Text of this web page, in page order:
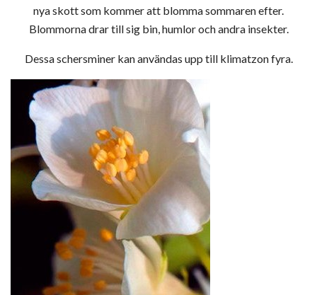
nya skott som kommer att blomma sommaren efter.
Blommorna drar till sig bin, humlor och andra insekter.
Dessa schersminer kan användas upp till klimatzon fyra.